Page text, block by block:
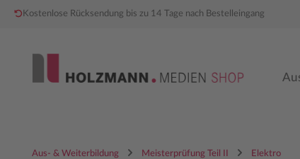
Kostenlose Rücksendung bis zu 14 Tage nach Bestelleingang
Aus- & Weiterbildung Meisterprüfung Teil II Elektro